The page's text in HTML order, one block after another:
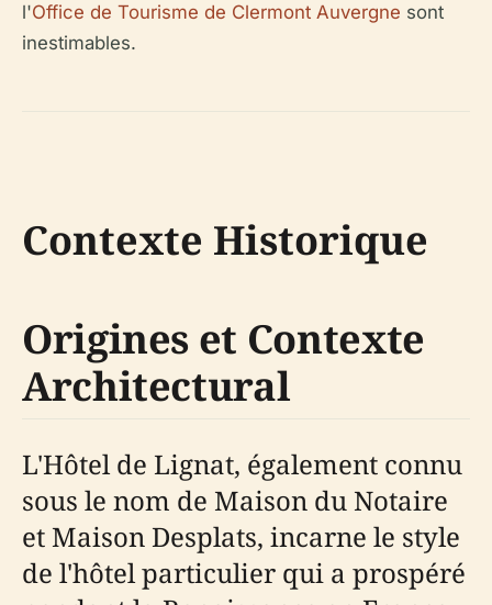
l'Office de Tourisme de Clermont Auvergne sont
inestimables.
Contexte Historique
Origines et Contexte
Architectural
L'Hôtel de Lignat, également connu
sous le nom de Maison du Notaire
et Maison Desplats, incarne le style
de l'hôtel particulier qui a prospéré